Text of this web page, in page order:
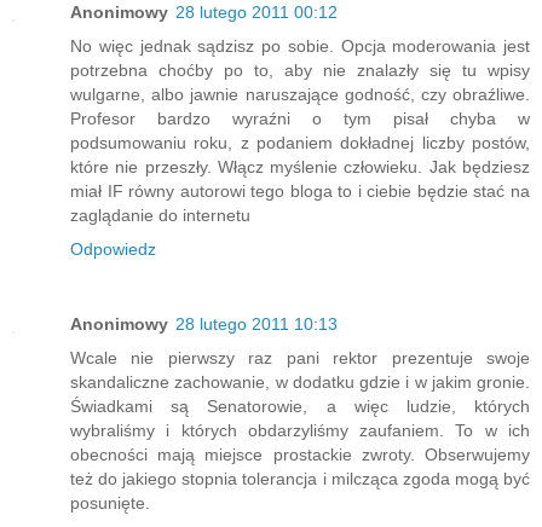
Anonimowy 28 lutego 2011 00:12
No więc jednak sądzisz po sobie. Opcja moderowania jest
potrzebna choćby po to, aby nie znalazły się tu wpisy
wulgarne, albo jawnie naruszające godność, czy obraźliwe.
Profesor bardzo wyraźni o tym pisał chyba w
podsumowaniu roku, z podaniem dokładnej liczby postów,
które nie przeszły. Włącz myślenie człowieku. Jak będziesz
miał IF równy autorowi tego bloga to i ciebie będzie stać na
zaglądanie do internetu
Odpowiedz
Anonimowy 28 lutego 2011 10:13
Wcale nie pierwszy raz pani rektor prezentuje swoje
skandaliczne zachowanie, w dodatku gdzie i w jakim gronie.
Świadkami są Senatorowie, a więc ludzie, których
wybraliśmy i których obdarzyliśmy zaufaniem. To w ich
obecności mają miejsce prostackie zwroty. Obserwujemy
też do jakiego stopnia tolerancja i milcząca zgoda mogą być
posunięte.